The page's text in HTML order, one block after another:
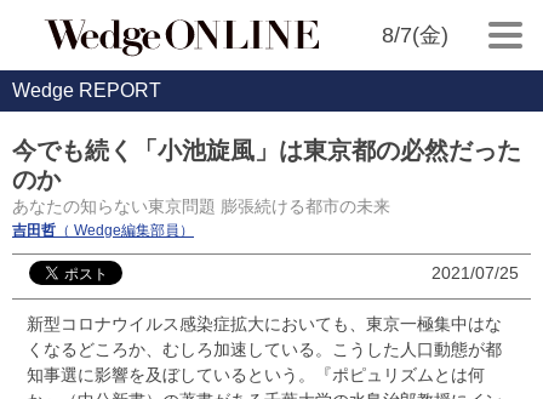
8/7(金)
Wedge REPORT
今でも続く「小池旋風」は東京都の必然だった
のか
あなたの知らない東京問題 膨張続ける都市の未来
吉田哲 （ Wedge編集部員）
2021/07/25
新型コロナウイルス感染症拡大においても、東京一極集中はな
くなるどころか、むしろ加速している。こうした人口動態が都
知事選に影響を及ぼしているという。『ポピュリズムとは何